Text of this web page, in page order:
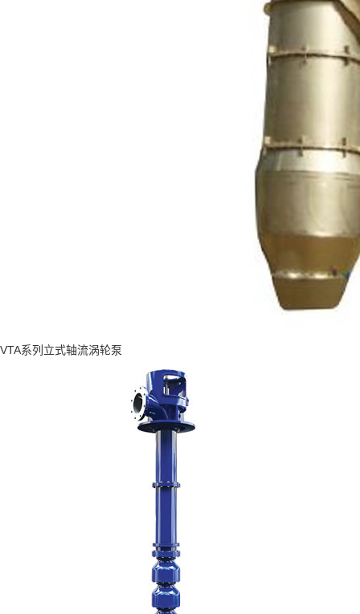
VTA系列立式轴流涡轮泵